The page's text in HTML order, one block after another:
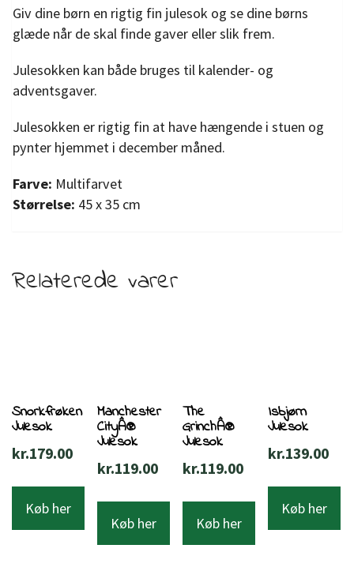
Giv dine børn en rigtig fin julesok og se dine børns
glæde når de skal finde gaver eller slik frem.
Julesokken kan både bruges til kalender- og
adventsgaver.
Julesokken er rigtig fin at have hængende i stuen og
pynter hjemmet i december måned.
Farve: Multifarvet
Størrelse: 45 x 35 cm
Relaterede varer
Snorkfrøken
Julesok
kr.179.00
Køb her
Manchester
CityÂ®
Julesok
kr.119.00
Køb her
The
GrinchÂ®
Julesok
kr.119.00
Køb her
Isbjørn
Julesok
kr.139.00
Køb her